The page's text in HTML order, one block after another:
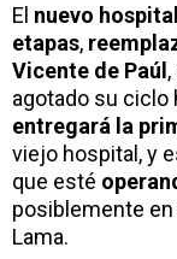
El nuevo hospital
etapas,
Vicente de Paúl
agotado su ciclo
entregará la
viejo hospital, y
que esté
posiblemente
Lama.